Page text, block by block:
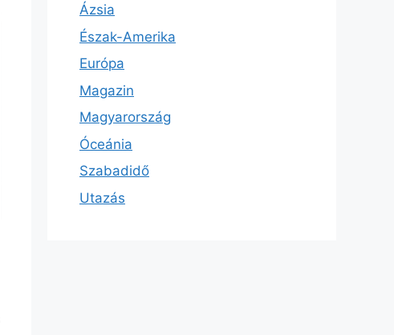
Ázsia
Észak-Amerika
Európa
Magazin
Magyarország
Óceánia
Szabadidő
Utazás